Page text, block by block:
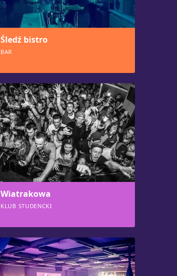
Śledź bistro
BAR
Wiatrakowa
KLUB STUDENCKI